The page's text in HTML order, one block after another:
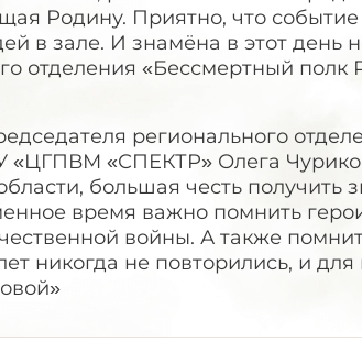
Родину. Приятно, что
в зале. И знамёна в этот день
отделения «Бессмертный
регионального
«ЦГПВМ «СПЕКТР» Олега
большая честь получить
время важно помнить
войны. А также
никогда не повторились, и